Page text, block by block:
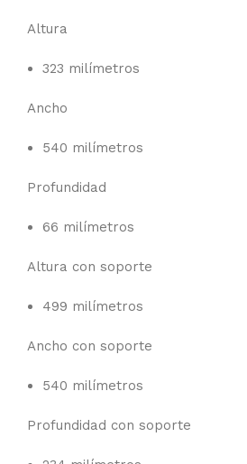
Altura
323 milímetros
Ancho
540 milímetros
Profundidad
66 milímetros
Altura con soporte
499 milímetros
Ancho con soporte
540 milímetros
Profundidad con soporte